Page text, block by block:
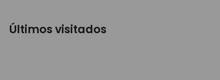
Últimos visitados